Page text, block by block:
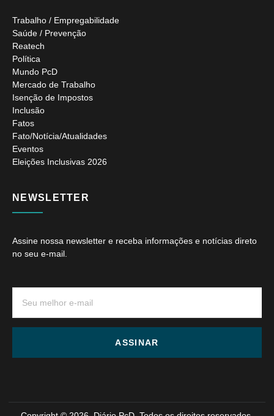
Trabalho / Empregabilidade
Saúde / Prevenção
Reatech
Política
Mundo PcD
Mercado de Trabalho
Isenção de Impostos
Inclusão
Fatos
Fato/Notícia/Atualidades
Eventos
Eleições Inclusivas 2026
NEWSLETTER
Assine nossa newsletter e receba informações e notícias direto
no seu e-mail.
ASSINAR